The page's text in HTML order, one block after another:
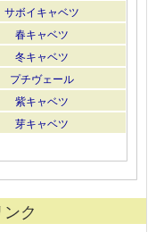
サボイキャベツ
春キャベツ
冬キャベツ
プチヴェール
紫キャベツ
芽キャベツ
ク